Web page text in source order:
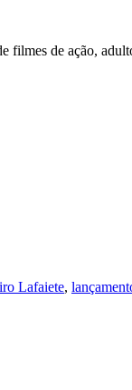
filmes de ação,
Lafaiete,